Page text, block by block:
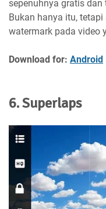
sepenuhnya gratis
Bukan hanya itu,
watermark pada video
Download for: Android
6. Superlaps